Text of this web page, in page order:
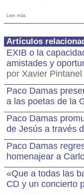
Leer más
Artículos
EXIB o la
amistades y
por Xavier Pintanel
Paco Damas
a las poetas de la
Paco Damas
de Jesús a través
Paco Damas
homenajear a
«Que a todas las
CD y un concierto